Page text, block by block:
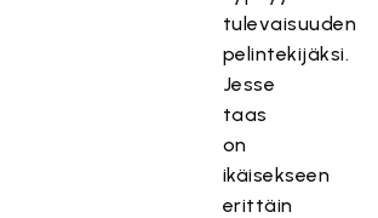
tulevaisuuden
pelintekijäksi.
Jesse
taas
on
ikäisekseen
erittäin